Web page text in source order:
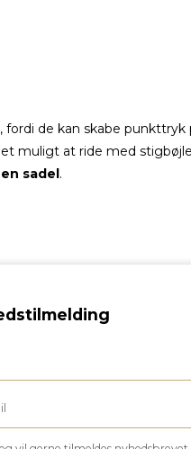
, fordi de kan skabe punkttryk
muligt at ride med
sadel.